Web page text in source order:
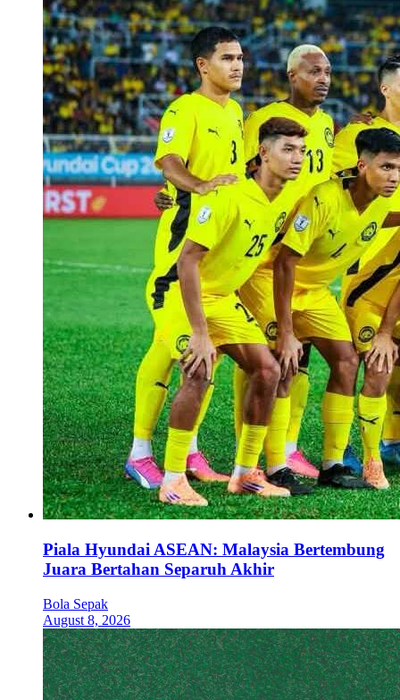
Piala Hyundai ASEAN: Malaysia Bertembung
Juara Bertahan Separuh Akhir
Bola Sepak
August 8, 2026